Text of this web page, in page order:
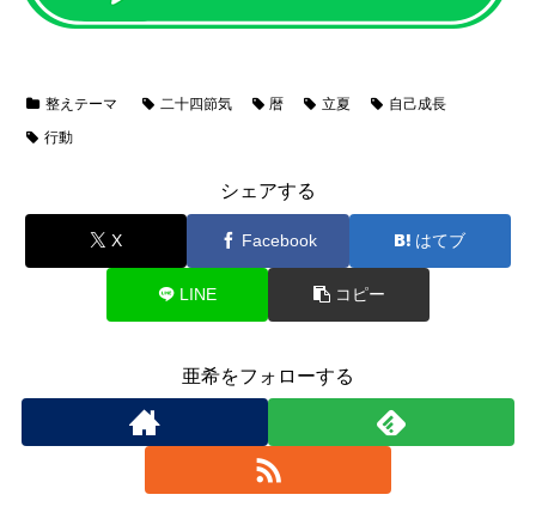
整えテーマ 二十四節気 暦 立夏
自己成長
行動
シェアする
X Facebook はてブ
LINE コピー
亜希をフォローする